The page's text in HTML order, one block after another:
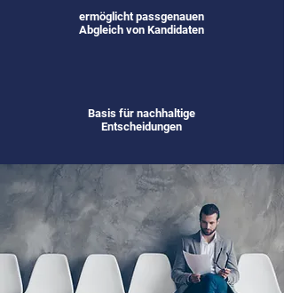
ermöglicht passgenauen
Abgleich von Kandidaten
Basis für nachhaltige
Entscheidungen